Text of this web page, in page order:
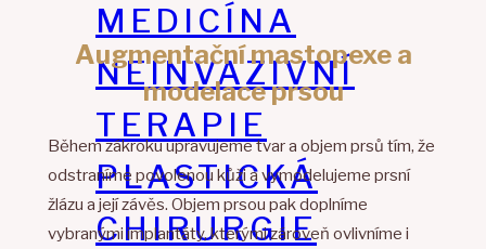
MEDICÍNA
NEINVAZIVNÍ
TERAPIE
PLASTICKÁ
CHIRURGIE
Augmentační mastopexe a
modelace prsou
Během zákroku upravujeme tvar a objem prsů tím, že
odstraníme povolenou kůži a vymodelujeme prsní
žlázu a její závěs. Objem prsou pak doplníme
vybranými implantáty, kterými zároveň ovlivníme i